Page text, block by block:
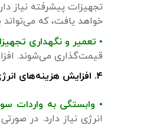
تجهیزات پیشرفته نیاز
خواهد یافت، که می‌تواند
• تعمیر و نگهداری
قیمت‌گذاری می‌شوند.
۴. افزایش هزینه‌های انرژی و سوخت
• وابستگی به واردات
انرژی نیاز دارد. در